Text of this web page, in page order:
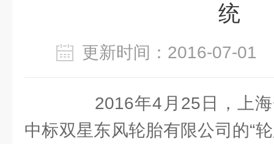
统
更新时间：2016-07-
2016年4月25日，上海
中标双星东风轮胎有限公司的“